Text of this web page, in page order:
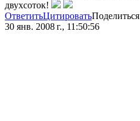
двухсоток!
ОтветитьЦитироватьПоделиться
30 янв. 2008 г., 11:50:56